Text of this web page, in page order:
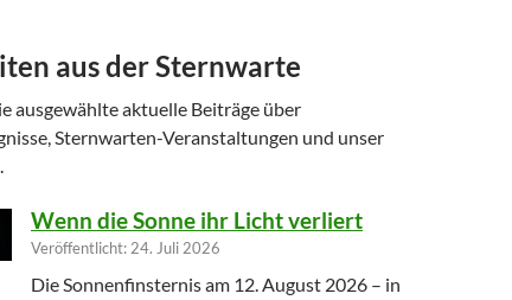
aus der Sternwarte
ausgewählte aktuelle Beiträge über
Sternwarten-Veranstaltungen und unser
Wenn die Sonne ihr Licht verliert
Veröffentlicht: 24. Juli 2026
Die Sonnenfinsternis am 12. August 2026 – in